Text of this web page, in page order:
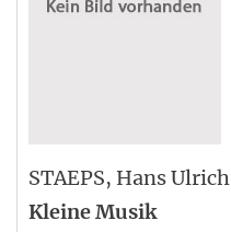
STAEPS, Hans Ulrich
Kleine Musik